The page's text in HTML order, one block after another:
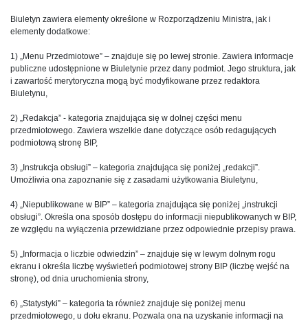
Biuletyn zawiera elementy określone w Rozporządzeniu Ministra, jak i
elementy dodatkowe:
1) „Menu Przedmiotowe” – znajduje się po lewej stronie. Zawiera informacje
publiczne udostępnione w Biuletynie przez dany podmiot. Jego struktura, jak
i zawartość merytoryczna mogą być modyfikowane przez redaktora
Biuletynu,
2) „Redakcja” - kategoria znajdująca się w dolnej części menu
przedmiotowego. Zawiera wszelkie dane dotyczące osób redagujących
podmiotową stronę BIP,
3) „Instrukcja obsługi” – kategoria znajdująca się poniżej „redakcji”.
Umożliwia ona zapoznanie się z zasadami użytkowania Biuletynu,
4) „Niepublikowane w BIP” – kategoria znajdująca się poniżej „instrukcji
obsługi”. Określa ona sposób dostępu do informacji niepublikowanych w BIP,
ze względu na wyłączenia przewidziane przez odpowiednie przepisy prawa.
5) „Informacja o liczbie odwiedzin” – znajduje się w lewym dolnym rogu
ekranu i określa liczbę wyświetleń podmiotowej strony BIP (liczbę wejść na
stronę), od dnia uruchomienia strony,
6) „Statystyki” – kategoria ta również znajduje się poniżej menu
przedmiotowego, u dołu ekranu. Pozwala ona na uzyskanie informacji na